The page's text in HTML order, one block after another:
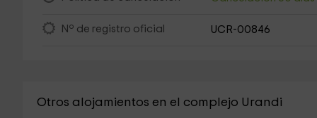
Nº de registro oficial UCR-00846
Otros alojamientos en el complejo Urandi